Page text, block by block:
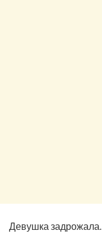
Девушка задрожала.